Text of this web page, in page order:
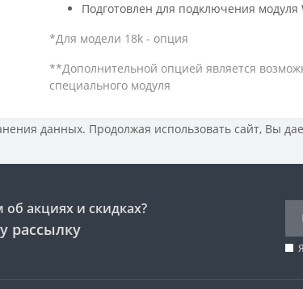
Подготовлен для подключения модуля
*Для модели 18k - опция
**Дополнительной опцией является
специального модуля
данных. Продолжая использовать сайт, Вы
акциях и скидках?
рассылку